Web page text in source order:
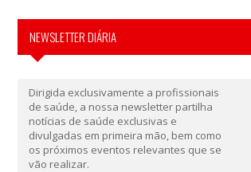
NEWSLETTER DIÁRIA
Dirigida exclusivamente a profissionais
de saúde, a nossa newsletter partilha
notícias de saúde exclusivas e
divulgadas em primeira mão, bem como
os próximos eventos relevantes que se
vão realizar.